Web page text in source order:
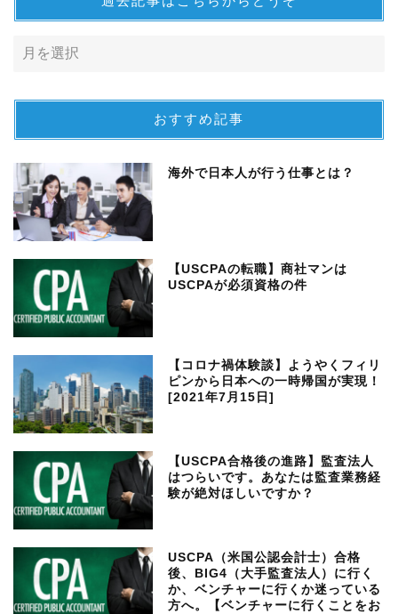
おすすめ記事
海外で日本人が行う仕事とは？
【USCPAの転職】商社マンは
USCPAが必須資格の件
【コロナ禍体験談】ようやくフィリ
ピンから日本への一時帰国が実現！
[2021年7月15日]
【USCPA合格後の進路】監査法人
はつらいです。あなたは監査業務経
験が絶対ほしいですか？
USCPA（米国公認会計士）合格
後、BIG4（大手監査法人）に行く
か、ベンチャーに行くか迷っている
方へ。【ベンチャーに行くことをお